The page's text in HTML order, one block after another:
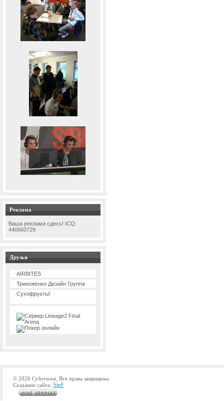
Реклама
Ваша реклама сдесь! ICQ:
440660729
Друзья
AIRBITES
Триноженко Дизайн Группа
Сухофрукты!
© 2026 Cyberwest, Все права защищены.
Создание сайта: SteF